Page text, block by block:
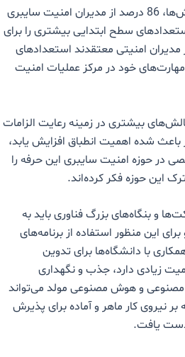
امنیت سایبری و فناوری اطلاعات مفید باشد. بر اساس گزارش‌ها، 86 درصد از مدیران امنیت سایبری
سطح ابتدایی بیشتری را برای
مهارتی جذب کنند. همچنین 90 درصد از مدیران امنیتی معتقدند استعدادهای
خود در مرکز عملیات امنیت
بیشتری در زمینه رعایت الزامات
شده اهمیت انطباق افزایش یابد،
در حوزه امنیت سایبری این حرفه را
و بنگاه‌های بزرگ فناوری باید به
این منظور استفاده از برنامه‌های
با دانشگاه‌ها برای تدوین
زیادی دارد، جذب و نگهداری
مصنوعی و هوش مصنوعی مولد می‌تواند
نیروی کار ماهر و آماده برای پذیرش
دست یافت.